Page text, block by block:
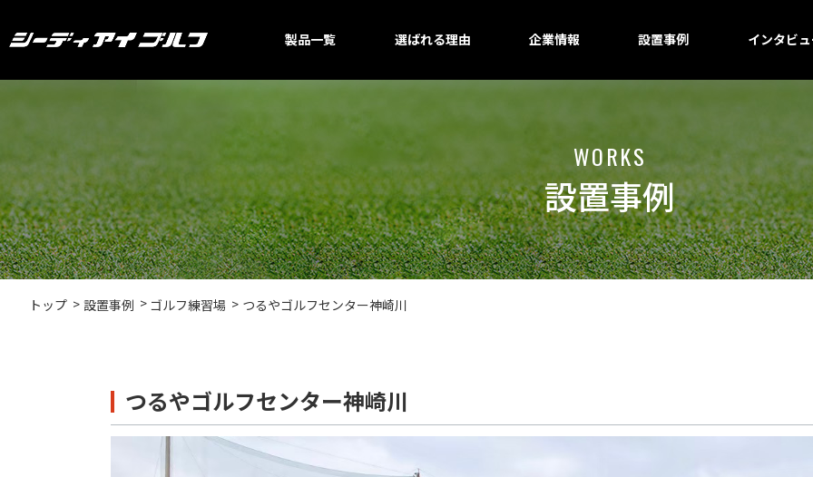
製品一覧 選ばれる理由 企業情報 設置事例 インタビ
WORKS
設置事例
トップ 設置事例 ゴルフ練習場 つるやゴルフセンター神崎川
つるやゴルフセンター神崎川